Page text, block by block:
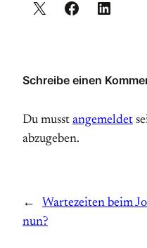
Schreibe einen
Du musst angemeldet
abzugeben.
←
Wartezeiten beim
nun?